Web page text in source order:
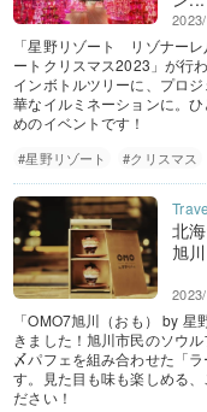
「星野リゾート リゾナー
ートクリスマス2023」が行
インボトルツリーに、プロ
華なイルミネーションに。
めのイベントです！
#星野リゾート #クリスマス
北
旭
「OMO7旭川（おも） by
きました！旭川市民のソウ
〆パフェを組み合わせた「
す。見た目も味も楽しめる
ださい！